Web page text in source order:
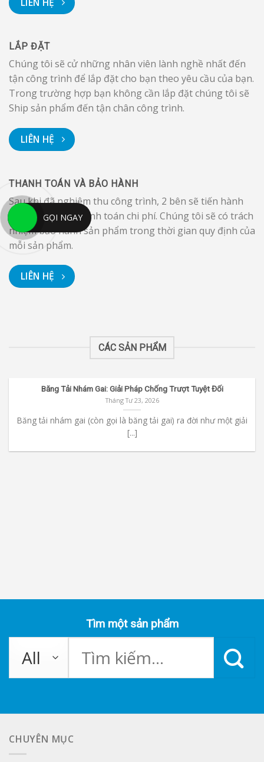
LẮP ĐẶT
Chúng tôi sẽ cử những nhân viên lành nghề nhất đến
tận công trình để lắp đặt cho bạn theo yêu cầu của bạn.
Trong trường hợp bạn không cần lắp đặt chúng tôi sẽ
Ship sản phẩm đến tận chân công trình.
LIÊN HỆ
THANH TOÁN VÀ BẢO HÀNH
Sau khi đã nghiệm thu công trình, 2 bên sẽ tiến hành
nghiệm thu và thanh toán chi phí. Chúng tôi sẽ có trách
nhiệm bảo hành sản phẩm trong thời gian quy định của
mỗi sản phẩm.
LIÊN HỆ
CÁC SẢN PHẨM
Băng Tải Nhám Gai: Giải Pháp Chống Trượt Tuyệt Đối
Tháng Tư 23, 2026
Băng tải nhám gai (còn gọi là băng tải gai) ra đời như một giải
[...]
Tìm một sản phẩm
Tìm
kiếm:
CHUYÊN MỤC
GỌI NGAY